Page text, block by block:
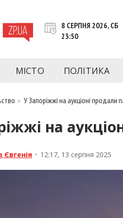
– це інформаційний
Запорізької області на день.
8 СЕРПНЯ 2026, СБ
23:50
МІСТО ПОЛІТИКА
»У Запоріжжі на аукціоні продали
на
Євгенія • 12:17, 13 серпня 2025